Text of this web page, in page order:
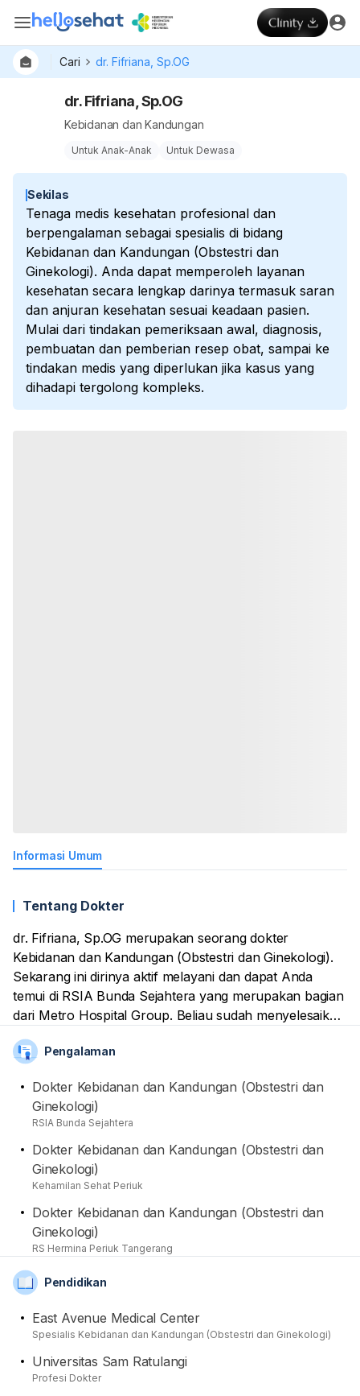
Cari dr. Fifriana, Sp.OG
dr. Fifriana, Sp.OG
Kebidanan dan Kandungan
Untuk Anak-Anak Untuk Dewasa
Sekilas
Tenaga medis kesehatan profesional dan
berpengalaman sebagai spesialis di bidang
Kebidanan dan Kandungan (Obstestri dan
Ginekologi). Anda dapat memperoleh layanan
kesehatan secara lengkap darinya termasuk saran
dan anjuran kesehatan sesuai keadaan pasien.
Mulai dari tindakan pemeriksaan awal, diagnosis,
pembuatan dan pemberian resep obat, sampai ke
tindakan medis yang diperlukan jika kasus yang
dihadapi tergolong kompleks.
Informasi Umum
Tentang Dokter
dr. Fifriana, Sp.OG merupakan seorang dokter
Kebidanan dan Kandungan (Obstestri dan Ginekologi).
Sekarang ini dirinya aktif melayani dan dapat Anda
temui di RSIA Bunda Sejahtera yang merupakan bagian
dari Metro Hospital Group. Beliau sudah menyelesaikan
pendidikan medis dari Perguruan Tinggi . Dari segi
pelayanan, dirinya sudah memiliki pengalaman dalam
termasuk tindakan medis yang diperlukan, serta
membantu para pasien dengan saran dan anjuran
bersifat edukatif mengenai kondisi kesehatan pasien.
Terakhir dia pun sudah terdaftar sebagai anggota aktif
dari organisasi Ikatan Dokter Indonesia (IDI) dan
Perkumpulan Obstetri dan Ginekologi Indonesia (POGI).
Pengalaman
Dokter Kebidanan dan Kandungan (Obstestri dan
Ginekologi)
RSIA Bunda Sejahtera
Dokter Kebidanan dan Kandungan (Obstestri dan
Ginekologi)
Kehamilan Sehat Periuk
Dokter Kebidanan dan Kandungan (Obstestri dan
Ginekologi)
RS Hermina Periuk Tangerang
Pendidikan
East Avenue Medical Center
Spesialis Kebidanan dan Kandungan (Obstestri dan Ginekologi)
Universitas Sam Ratulangi
Profesi Dokter